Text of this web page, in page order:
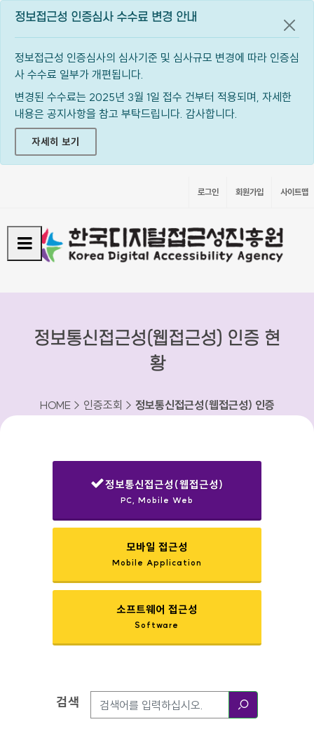
정보접근성 인증심사 수수료 변경 안내
정보접근성 인증심사의 심사기준 및 심사규모 변경에 따라 인증심
사 수수료 일부가 개편됩니다.
변경된 수수료는 2025년 3월 1일 접수 건부터 적용되며, 자세한
내용은 공지사항을 참고 부탁드립니다. 감사합니다.
자세히 보기
공지
로그인 회원가입 사이트맵
정보통신접근성(웹접근성) 인증 현
황
HOME > 인증조회 > 정보통신접근성(웹접근성) 인증
정보통신접근성(웹접근성)
PC, Mobile Web
모바일 접근성
Mobile Application
소프트웨어 접근성
Software
검색옵션
검색